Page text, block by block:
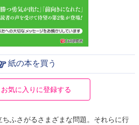
紙の本を買う
気に入りに登録する
ふさがるさまざまな問題。それらに行